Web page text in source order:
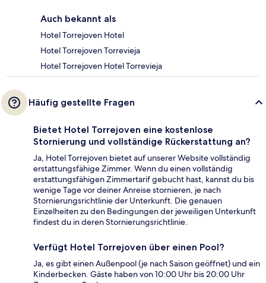
Auch bekannt als
Hotel Torrejoven Hotel
Hotel Torrejoven Torrevieja
Hotel Torrejoven Hotel Torrevieja
Häufig gestellte Fragen
Bietet Hotel Torrejoven eine kostenlose
Stornierung und vollständige Rückerstattung an?
Ja, Hotel Torrejoven bietet auf unserer Website vollständig
erstattungsfähige Zimmer. Wenn du einen vollständig
erstattungsfähigen Zimmertarif gebucht hast, kannst du bis
wenige Tage vor deiner Anreise stornieren, je nach
Stornierungsrichtlinie der Unterkunft. Die genauen
Einzelheiten zu den Bedingungen der jeweiligen Unterkunft
findest du in deren Stornierungsrichtlinie.
Verfügt Hotel Torrejoven über einen Pool?
Ja, es gibt einen Außenpool (je nach Saison geöffnet) und ein
Kinderbecken. Gäste haben von 10:00 Uhr bis 20:00 Uhr